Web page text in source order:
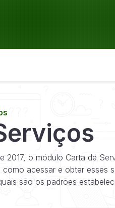
2017, o módulo Carta de
acessar e obter esses
são os padrões